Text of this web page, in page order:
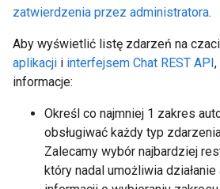
zatwierdzenia przez administratora.
Aby wyświetlić listę zdarzeń na
aplikacji i interfejsem Chat REST API
informacje:
Określ co najmniej 1 zakres
obsługiwać każdy typ
Zalecamy wybór najbardziej
który nadal umożliwia